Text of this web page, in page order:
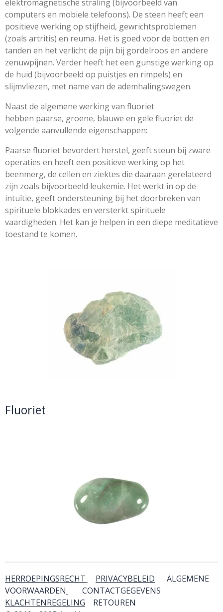
elektromagnetische straling (bijvoorbeeld van
computers en mobiele telefoons). De steen heeft een
positieve werking op stijfheid, gewrichtsproblemen
(zoals artritis) en reuma. Het is goed voor de botten en
tanden en het verlicht de pijn bij gordelroos en andere
zenuwpijnen. Verder heeft het een gunstige werking op
de huid (bijvoorbeeld op puistjes en rimpels) en
slijmvliezen, met name van de ademhalingswegen.
Naast de algemene werking van fluoriet
hebben paarse, groene, blauwe en gele fluoriet de
volgende aanvullende eigenschappen:
Paarse fluoriet bevordert herstel, geeft steun bij zware
operaties en heeft een positieve werking op het
beenmerg, de cellen en ziektes die daaraan gerelateerd
zijn zoals bijvoorbeeld leukemie. Het werkt in op de
intuïtie, geeft ondersteuning bij het doorbreken van
spirituele blokkades en versterkt spirituele
vaardigheden. Het kan je helpen in een diepe meditatieve
toestand te komen.
Fluoriet
HERROEPINGSRECHT PRIVACYBELEID
ALGEMENE
VOORWAARDEN
CONTACTGEGEVENS
KLACHTENREGELING
RETOUREN